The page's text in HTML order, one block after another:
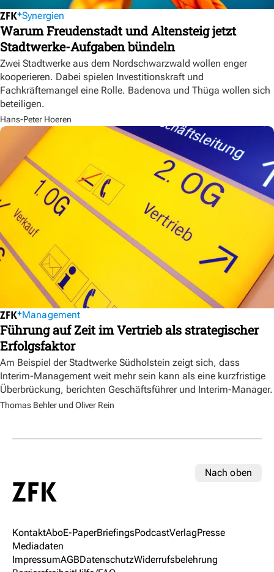
Synergien
Warum Freudenstadt und Altensteig jetzt
Stadtwerke-Aufgaben bündeln
Zwei Stadtwerke aus dem Nordschwarzwald wollen enger
kooperieren. Dabei spielen Investitionskraft und
Fachkräftemangel eine Rolle. Badenova und Thüga wollen sich
beteiligen.
Hans-Peter Hoeren
Management
Führung auf Zeit im Vertrieb als strategischer
Erfolgsfaktor
Am Beispiel der Stadtwerke Südholstein zeigt sich, dass
Interim-Management weit mehr sein kann als eine kurzfristige
Überbrückung, berichten Geschäftsführer und Interim-Manager.
Thomas Behler und Oliver Rein
Nach oben
KontaktAboE-PaperBriefingsPodcastVerlagPresse
Mediadaten
ImpressumAGBDatenschutzWiderrufsbelehrung